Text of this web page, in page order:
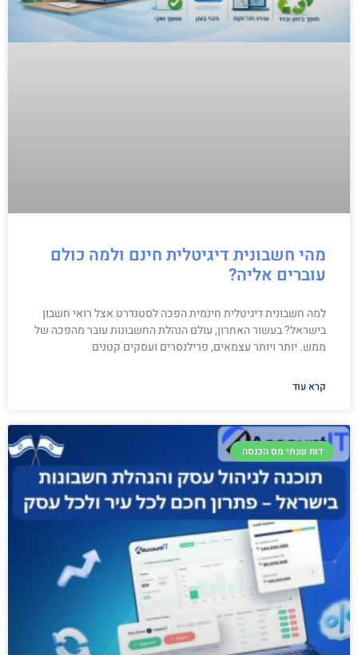
מהי חשבונית דיגיטלית חינם ולמה כולם
עוברים אליה?
למה חשבונית דיגיטלית חינמית הפכה לסטנדרט אצל רואי חשבון
בישראל? בעשור האחרון, עולם הנהלת החשבונות עובר מהפכה של
ממש. יותר ויותר עצמאים, פרילנסרים ועסקים קטנים
קרא עוד
דוח שנתי מס הכנסה